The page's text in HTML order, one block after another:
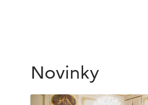
Novinky